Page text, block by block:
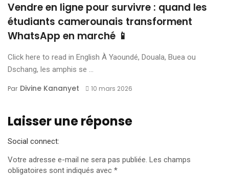
Vendre en ligne pour survivre : quand les
étudiants camerounais transforment
WhatsApp en marché 📱
Click here to read in English À Yaoundé, Douala, Buea ou
Dschang, les amphis se ...
Par Divine Kananyet 10 mars 2026
Laisser une réponse
Social connect:
Votre adresse e-mail ne sera pas publiée. Les champs
obligatoires sont indiqués avec *